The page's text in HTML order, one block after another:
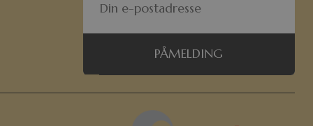
PÅMELDING